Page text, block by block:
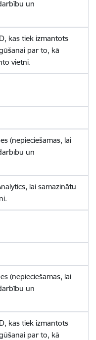
un
kas tiek izmantots
par to, kā
vietni.
(nepieciešamas, lai
un
lai samazinātu
(nepieciešamas, lai
un
kas tiek izmantots
par to, kā